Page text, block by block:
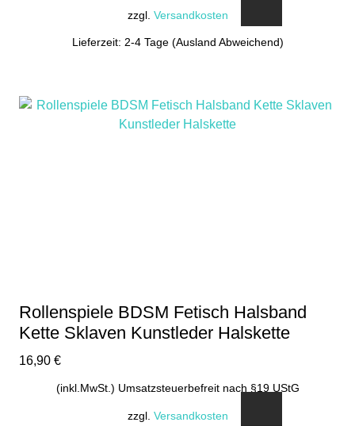
zzgl. Versandkosten
Lieferzeit: 2-4 Tage (Ausland Abweichend)
Rollenspiele BDSM Fetisch Halsband
Kette Sklaven Kunstleder Halskette
16,90 €
(inkl.MwSt.) Umsatzsteuerbefreit nach §19 UStG
zzgl. Versandkosten